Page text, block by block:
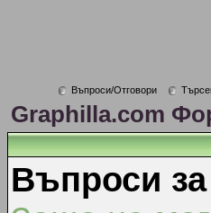
Въпроси/Отговори
Graphilla.com
Въпроси